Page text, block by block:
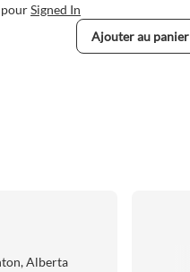
pourSigned In
Ajouter au panier
Alberta